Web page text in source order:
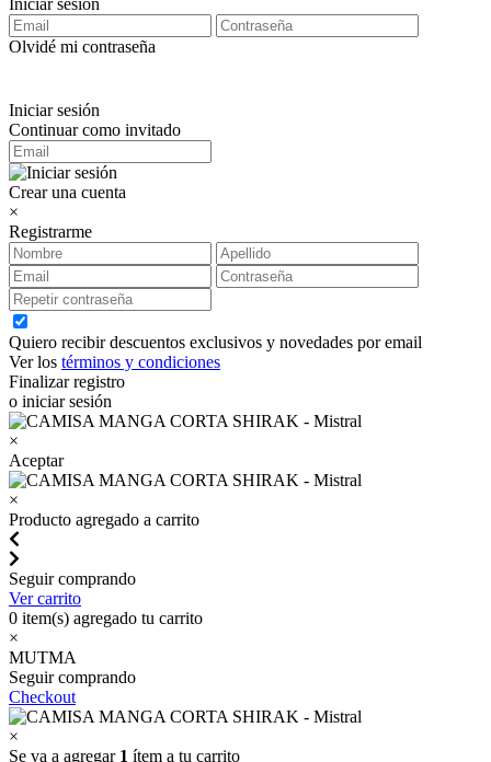
Iniciar sesión
Olvidé mi contraseña
Iniciar sesión
Continuar como invitado
Crear una cuenta
×
Registrarme
Quiero recibir descuentos exclusivos y novedades por email
Ver los términos y condiciones
Finalizar registro
o iniciar sesión
×
Aceptar
×
Producto agregado a carrito
Seguir comprando
Ver carrito
0 item(s) agregado tu carrito
×
MUTMA
Seguir comprando
Checkout
×
Se va a agregar 1 ítem a tu carrito